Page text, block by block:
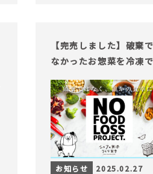
【完売しました】破棄
なかったお惣菜を冷凍
お知らせ 2025.02.27